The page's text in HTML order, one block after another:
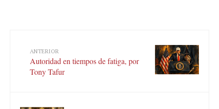
ANTERIOR
Autoridad en tiempos de fatiga, por
Tony Tafur